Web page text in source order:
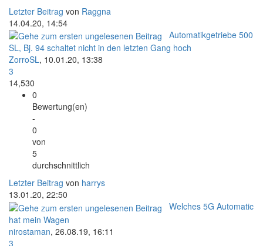
Letzter Beitrag von Raggna
14.04.20, 14:54
Automatikgetriebe 500
SL, Bj. 94 schaltet nicht in den letzten Gang hoch
ZorroSL, 10.01.20, 13:38
3
14,530
0
Bewertung(en)
-
0
von
5
durchschnittlich
Letzter Beitrag von harrys
13.01.20, 22:50
Welches 5G Automatic
hat mein Wagen
nirostaman, 26.08.19, 16:11
3